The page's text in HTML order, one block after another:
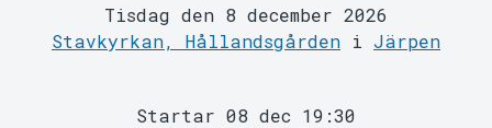
MyTickster
Tisdag den 8 december 2026
Stavkyrkan, Hållandsgården i Järpen
Startar 08 dec 19:30